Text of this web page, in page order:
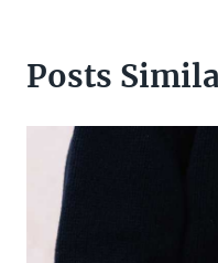
Posts